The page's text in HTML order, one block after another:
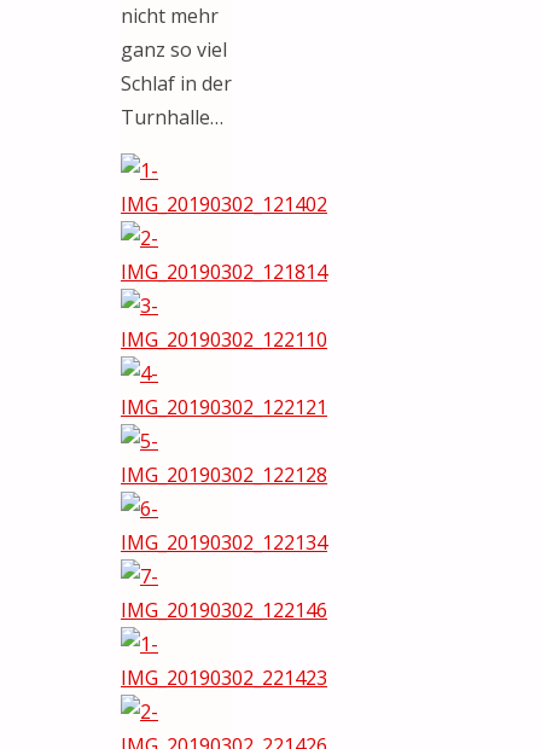
nicht mehr
ganz so viel
Schlaf in der
Turnhalle…